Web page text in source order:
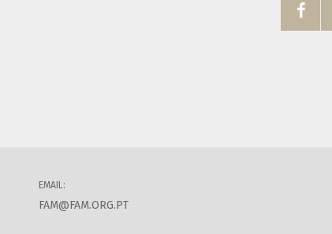

EMAIL:
FAM@FAM.ORG.PT